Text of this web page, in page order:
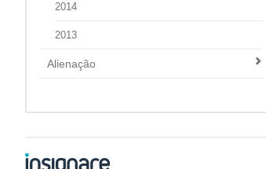
2014
2013
Alienação